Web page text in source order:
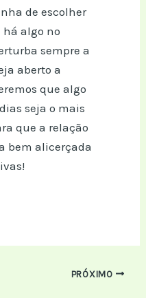
de escolher
há algo no
sempre a
aberto a
que algo
seja o mais
que a relação
bem alicerçada
PRÓXIMO